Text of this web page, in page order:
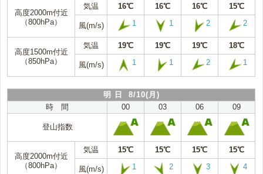
高度2000m付近
（800hPa）
気温 16℃ 16℃ 16℃ 15℃
風(m/s) 1 1 2 2
高度1500m付近
（850hPa）
気温 19℃ 19℃ 19℃ 18℃
風(m/s) 1 1 2 1
明 日 8/10(月)
時 間
00 03 06 09
登山指数
高度2000m付近
（800hPa）
気温 15℃ 15℃ 15℃ 15℃
風(m/s) 1 2 3 4